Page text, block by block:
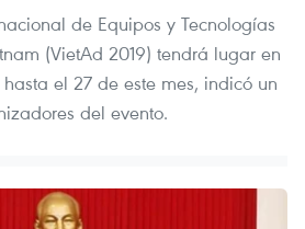
de Equipos y Tecnologías
(VietAd 2019) tendrá lugar en
el 27 de este mes, indicó un
del evento.